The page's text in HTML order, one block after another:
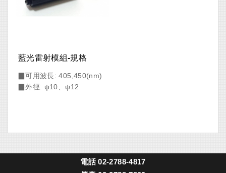
藍光雷射模組-規格
▉可用波長: 405,450(nm)
▉外徑: ψ10、ψ12
電話 02-2788-4817